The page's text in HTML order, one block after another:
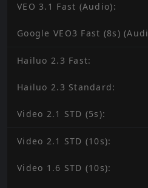
VEO 3.1 Fast (Audio):
Google VEO3 Fast (8s)
Hailuo 2.3 Fast:
Hailuo 2.3 Standard:
Video 2.1 STD (5s):
Video 2.1 STD (10s):
Video 1.6 STD (10s):